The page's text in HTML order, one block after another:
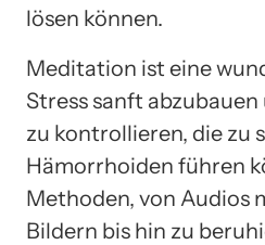
lösen können.
Meditation ist eine
Stress sanft
zu kontrollieren, die zu
Hämorrhoiden führen
Methoden, von Audios
Bildern bis hin zu